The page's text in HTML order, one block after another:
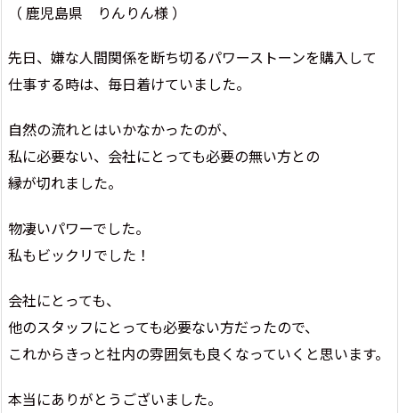
（ 鹿児島県 りんりん様 ）
先日、嫌な人間関係を断ち切るパワーストーンを購入して
仕事する時は、毎日着けていました。
自然の流れとはいかなかったのが、
私に必要ない、会社にとっても必要の無い方との
縁が切れました。
物凄いパワーでした。
私もビックリでした！
会社にとっても、
他のスタッフにとっても必要ない方だったので、
これからきっと社内の雰囲気も良くなっていくと思います。
本当にありがとうございました。